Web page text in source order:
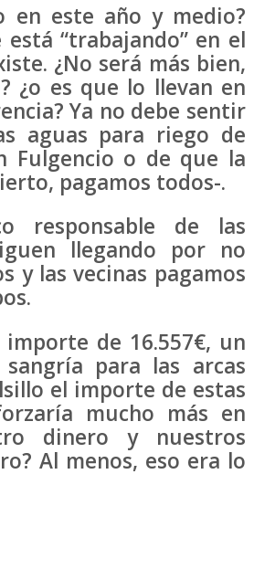
en este año y medio?
“trabajando” en el
¿No será más bien,
¿o es que lo llevan en
Ya no debe sentir
aguas para riego de
Fulgencio o de que la
pagamos todos-.
responsable de las
llegando por no
y las vecinas pagamos
de 16.557€, un
para las arcas
el importe de estas
mucho más en
dinero y nuestros
Al menos, eso era lo